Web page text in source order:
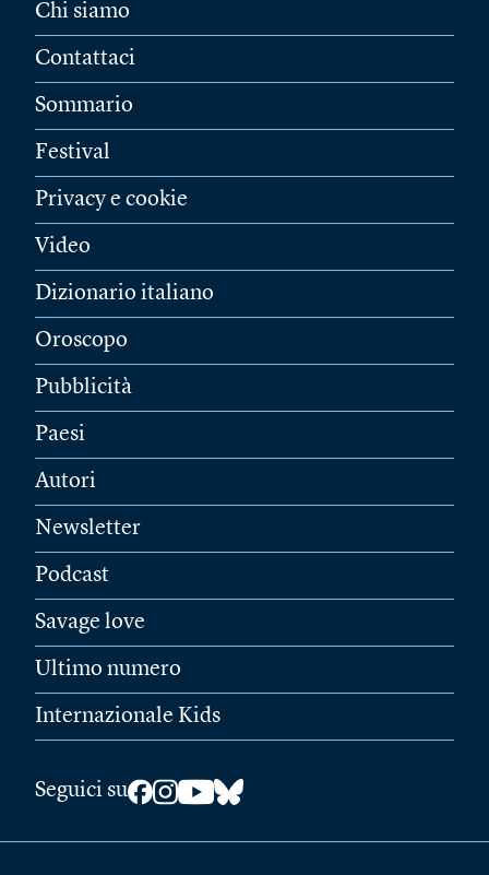
Chi siamo
Contattaci
Sommario
Festival
Privacy e cookie
Video
Dizionario italiano
Oroscopo
Pubblicità
Paesi
Autori
Newsletter
Podcast
Savage love
Ultimo numero
Internazionale Kids
Seguici su